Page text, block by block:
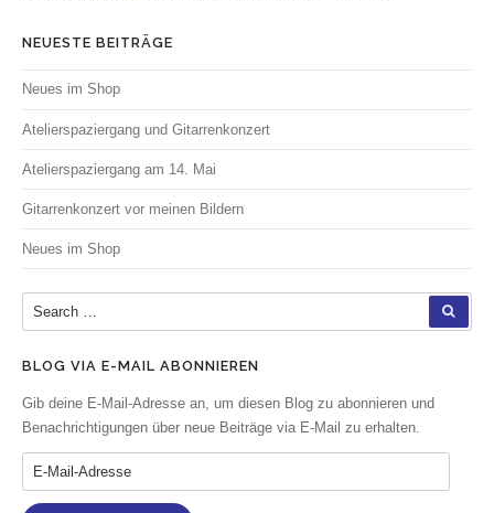
NEUESTE BEITRÄGE
Neues im Shop
Atelierspaziergang und Gitarrenkonzert
Atelierspaziergang am 14. Mai
Gitarrenkonzert vor meinen Bildern
Neues im Shop
Search for:
BLOG VIA E-MAIL ABONNIEREN
Gib deine E-Mail-Adresse an, um diesen Blog zu abonnieren und
Benachrichtigungen über neue Beiträge via E-Mail zu erhalten.
E-Mail-Adresse